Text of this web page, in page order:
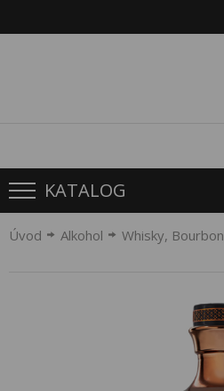
KATALOG
Úvod Alkohol Whisky, Bourbon